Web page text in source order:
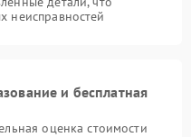
неисправностей
и бесплатная
оценка стоимости